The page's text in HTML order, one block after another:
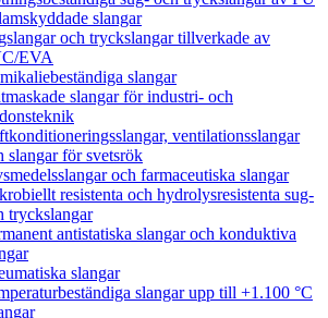
slangar
och tryckslangar tillverkade av
EVA
slangar
slangar för industri- och
ventilationsslangar
slangar för svetsrök
och farmaceutiska slangar
resistenta och hydrolysresistenta sug-
tryckslangar
antistatiska slangar och konduktiva
slangar
slangar upp till +1.100 °C